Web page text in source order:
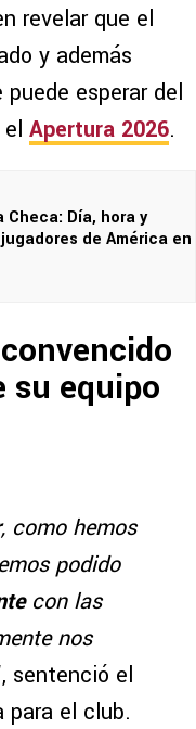
revelar que el
y además
puede esperar del
Apertura 2026.
Checa: Día, hora y
de América en
su equipo
, como hemos
podido
con las
nos
sentenció el
para el club.